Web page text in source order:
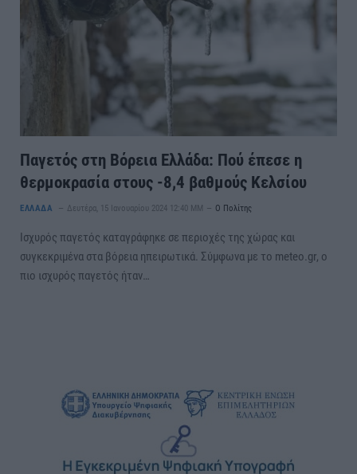
Παγετός στη Βόρεια Ελλάδα: Πού έπεσε η
θερμοκρασία στους -8,4 βαθμούς Κελσίου
ΕΛΛΑΔΑ Δευτέρα, 15 Ιανουαρίου 2024 12:40 ΜΜ Ο Πολίτης
Ισχυρός παγετός καταγράφηκε σε περιοχές της χώρας και
συγκεκριμένα στα βόρεια ηπειρωτικά. Σύμφωνα με το meteo.gr, ο
πιο ισχυρός παγετός ήταν…